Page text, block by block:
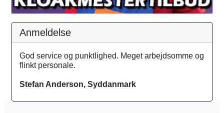
Anmeldelse
God service og punktlighed. Meget arbejdsomme og
flinkt personale.
Stefan Anderson, Syddanmark